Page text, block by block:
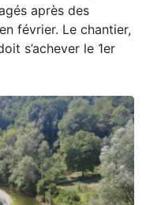
après des
février. Le chantier,
s’achever le 1er